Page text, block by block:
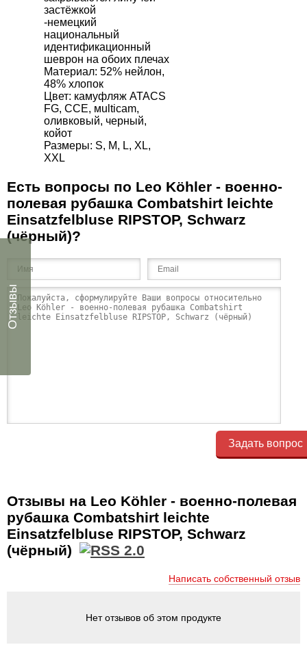
застёжкой
-немецкий
национальный
идентификационный
шеврон на обоих плечах
Материал: 52% нейлон,
48% хлопок
Цвет: камуфляж ATACS
FG, ССЕ, мulticam,
оливковый, черный,
койот
Размеры: S, M, L, XL,
XXL
Есть вопросы по Leo Köhler - военно-
полевая рубашка Combatshirt leichte
Einsatzfelbluse RIPSTOP, Schwarz
(чёрный)?
Задать вопрос
Отзывы на Leo Köhler - военно-полевая
рубашка Combatshirt leichte
Einsatzfelbluse RIPSTOP, Schwarz
(чёрный)
Написать собственный отзыв
Нет отзывов об этом продукте
Отзывы